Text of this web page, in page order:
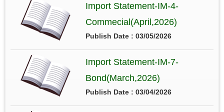
Import Statement-IM-4-
Commecial(April,2026)
Publish Date : 03/05/2026
Import Statement-IM-7-
Bond(March,2026)
Publish Date : 03/04/2026